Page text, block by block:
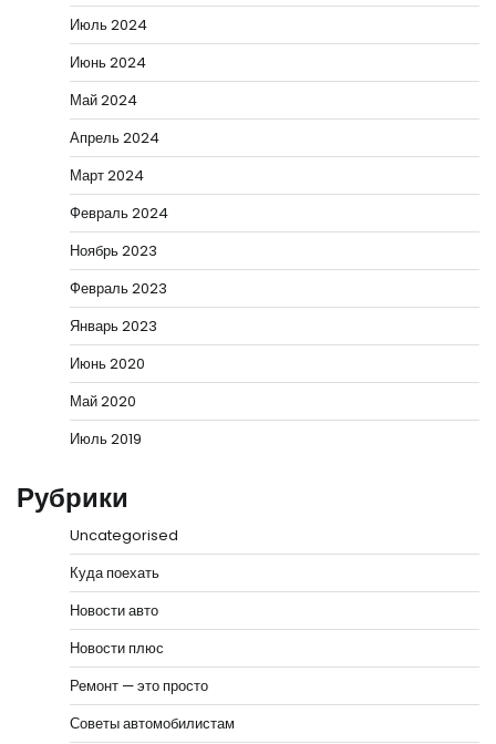
Июль 2024
Июнь 2024
Май 2024
Апрель 2024
Март 2024
Февраль 2024
Ноябрь 2023
Февраль 2023
Январь 2023
Июнь 2020
Май 2020
Июль 2019
Рубрики
Uncategorised
Куда поехать
Новости авто
Новости плюс
Ремонт — это просто
Советы автомобилистам